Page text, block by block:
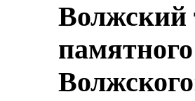
Волжский